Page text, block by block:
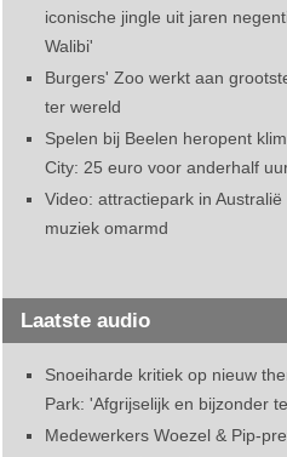
iconische jingle uit jaren
Walibi'
Burgers' Zoo werkt aan
ter wereld
Spelen bij Beelen heropent
City: 25 euro voor anderhalf
Video: attractiepark in
muziek omarmd
Laatste audio
Snoeiharde kritiek op nieuw
Park: 'Afgrijselijk en bijzonder
Medewerkers Woezel & Pip-